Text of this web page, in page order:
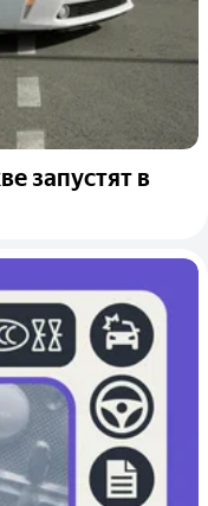
запустят в